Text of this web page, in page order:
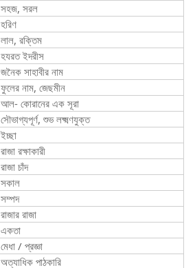
সহজ, সরল
হরিণ
লাল, রক্তিম
হযরত ইদরীস
জনৈক সাহাবীর নাম
ফুলের নাম, জেছমীন
আল- কোরানের এক সূরা
সৌভাগ্যপূর্ণ, শুভ লক্ষ্মণযুক্ত
ইচ্ছা
রাজা রক্ষাকারী
রাজা চাঁদ
সকাল
সম্পদ
রাজার রাজা
একতা
মেধা / প্রজ্ঞা
অত্যাধিক পাঠকারি